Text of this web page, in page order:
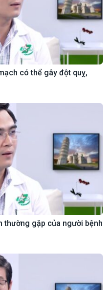
có thể gây đột quỵ,
thường gặp của người bệnh